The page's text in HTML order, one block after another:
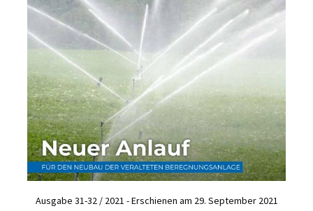
Ausgabe 31-32 / 2021 - Erschienen am 29. September 2021